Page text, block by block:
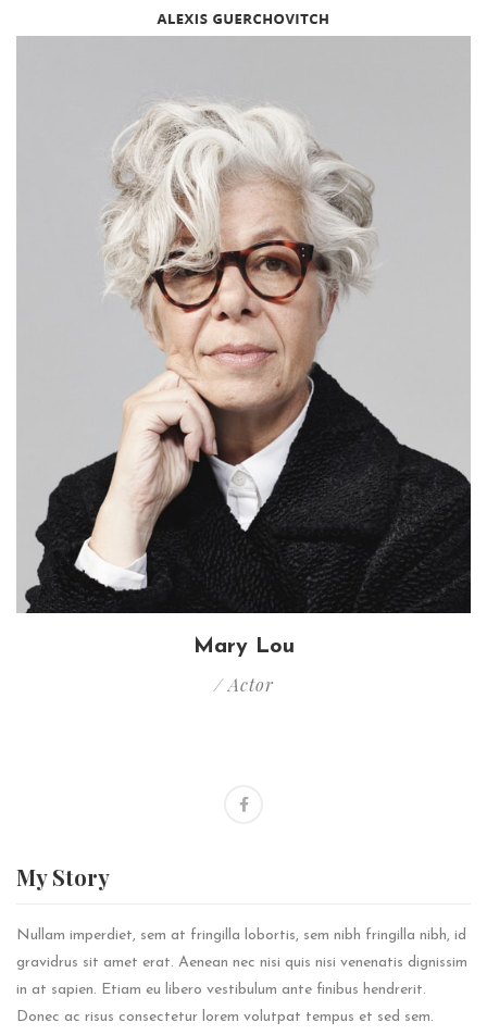
Mary Lou
/ Actor
MyStory
Nullam imperdiet, sem at fringilla lobortis, sem nibh fringilla nibh, id
gravidrus sit amet erat. Aenean nec nisi quis nisi venenatis dignissim
in at sapien. Etiam eu libero vestibulum ante finibus hendrerit.
Donec ac risus consectetur lorem volutpat tempus et sed sem.